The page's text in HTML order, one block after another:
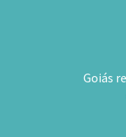
Goiás